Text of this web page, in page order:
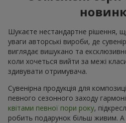
Шукаєте нестандартне рішення,
уваги авторські вироби, де
виглядає вишукано та
коли хочеться вийти за межі
здивувати отримувача.
Сувенірна продукція для
певного сезонного заходу
квітами певної пори року,
робить подарунок більш живим. А